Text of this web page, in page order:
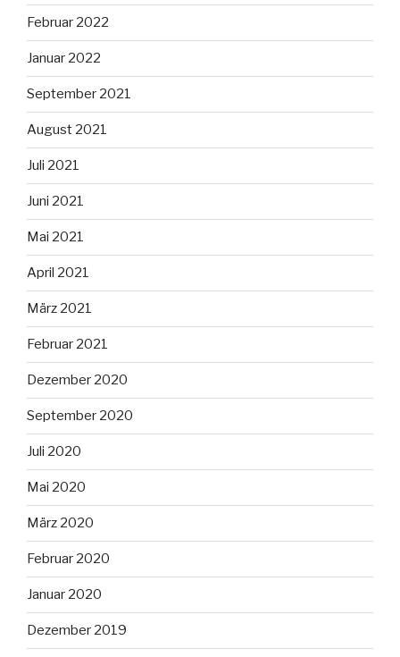
Februar 2022
Januar 2022
September 2021
August 2021
Juli 2021
Juni 2021
Mai 2021
April 2021
März 2021
Februar 2021
Dezember 2020
September 2020
Juli 2020
Mai 2020
März 2020
Februar 2020
Januar 2020
Dezember 2019